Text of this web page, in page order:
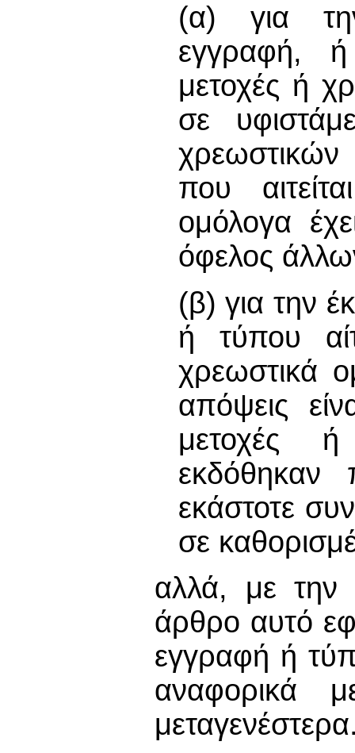
(α) για
εγγραφή,
μετοχές ή
σε
χρεωστικών
που
ομόλογα
όφελος
(β) για την
ή τύπου
χρεωστικά
απόψεις
μετοχές
εκδόθηκαν
εκάστοτε
σε
αλλά, με την
άρθρο αυτό
εγγραφή ή
αναφορικά